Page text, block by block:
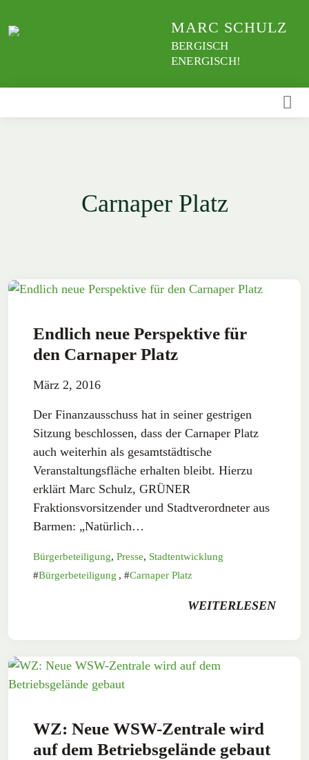
zum
MARC SCHULZ
BERGISCH
ENERGISCH!
Carnaper Platz
Endlich neue Perspektive für
den Carnaper Platz
März 2, 2016
Der Finanzausschuss hat in seiner gestrigen
Sitzung beschlossen, dass der Carnaper Platz
auch weiterhin als gesamtstädtische
Veranstaltungsfläche erhalten bleibt. Hierzu
erklärt Marc Schulz, GRÜNER
Fraktionsvorsitzender und Stadtverordneter aus
Barmen: „Natürlich…
Bürgerbeteiligung, Presse, Stadtentwicklung
Bürgerbeteiligung , Carnaper Platz
WEITERLESEN
WZ: Neue WSW-Zentrale wird
auf dem Betriebsgelände gebaut